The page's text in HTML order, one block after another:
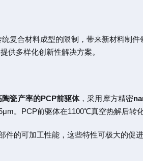
复合材料成型的限制，带来新材料制
供多样化创新性解决方案。
瓷产率的PCP前驱体，采用摩方精密
。PCP前驱体在1100℃真空热解后转
的可加工性能，这些特性可极大的促